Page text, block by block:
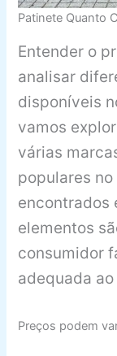
Patinete Quanto
Entender o
analisar
disponíveis
vamos
várias
populares
encontrados
elementos
consumidor
adequada
Preços podem